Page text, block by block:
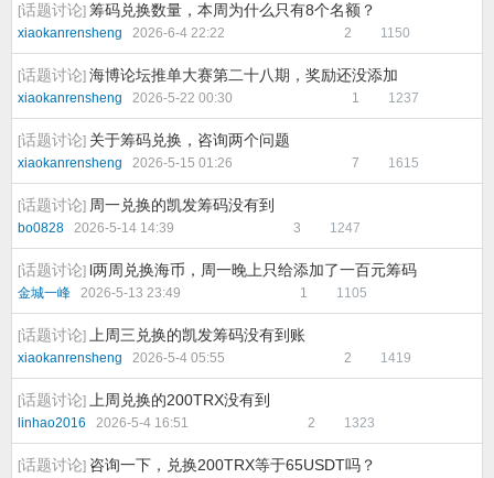
[话题讨论] 筹码兑换数量，本周为什么只有8个名额？
xiaokanrensheng 2026-6-4 22:22 2 1150
[话题讨论] 海博论坛推单大赛第二十八期，奖励还没添加
xiaokanrensheng 2026-5-22 00:30 1 1237
[话题讨论] 关于筹码兑换，咨询两个问题
xiaokanrensheng 2026-5-15 01:26 7 1615
[话题讨论] 周一兑换的凯发筹码没有到
bo0828 2026-5-14 14:39 3 1247
[话题讨论] l两周兑换海币，周一晚上只给添加了一百元筹码
金城一峰 2026-5-13 23:49 1 1105
[话题讨论] 上周三兑换的凯发筹码没有到账
xiaokanrensheng 2026-5-4 05:55 2 1419
[话题讨论] 上周兑换的200TRX没有到
linhao2016 2026-5-4 16:51 2 1323
[话题讨论] 咨询一下，兑换200TRX等于65USDT吗？